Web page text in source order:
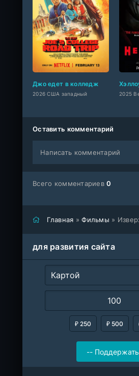
Джо едет в колледж
2026 США западный 2025
Оставить комментарий
Написать комментарий
Всего комментариев0
Главная »Фильмы »
для развития сайта
₽ 250 ₽ 500